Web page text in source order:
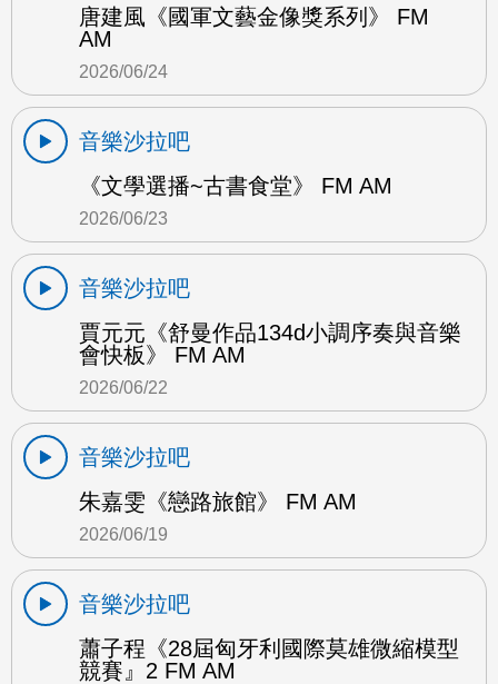
唐建風《國軍文藝金像獎系列》 FM
AM
2026/06/24
音樂沙拉吧
《文學選播~古書食堂》 FM AM
2026/06/23
音樂沙拉吧
賈元元《舒曼作品134d小調序奏與音樂
會快板》 FM AM
2026/06/22
音樂沙拉吧
朱嘉雯《戀路旅館》 FM AM
2026/06/19
音樂沙拉吧
蕭子程《28屆匈牙利國際莫雄微縮模型
競賽』2 FM AM